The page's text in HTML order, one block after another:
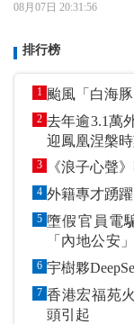
08月07日 20:31:56
排行榜
1 颱風「白海
2 去年逾3.1萬外國
3
4
5 墮假官員電騙案 富婆被當「提款機」
「內地公安」
指定戶口作「
6 宇樹夥
7 香港宏福苑
頭引起